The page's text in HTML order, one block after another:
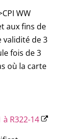
WW
aux fins de
validité de 3
fois de 3
où la carte
R322-14